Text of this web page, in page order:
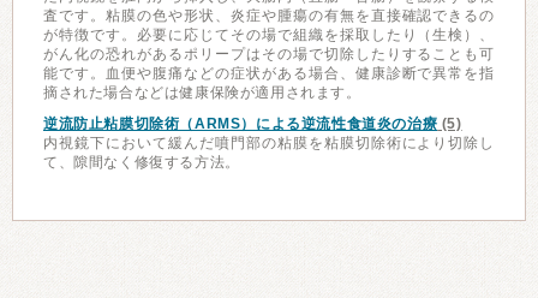
査です。粘膜の色や形状、炎症や腫瘍の有無を直接確認できるの
が特徴です。必要に応じてその場で組織を採取したり（生検）、
がん化の恐れがあるポリープはその場で切除したりすることも可
能です。血便や腹痛などの症状がある場合、健康診断で異常を指
摘された場合などは健康保険が適用されます。
逆流防止粘膜切除術（ARMS）による逆流性食道炎の治療 (5)
内視鏡下において緩んだ噴門部の粘膜を粘膜切除術により切除し
て、隙間なく修復する方法。